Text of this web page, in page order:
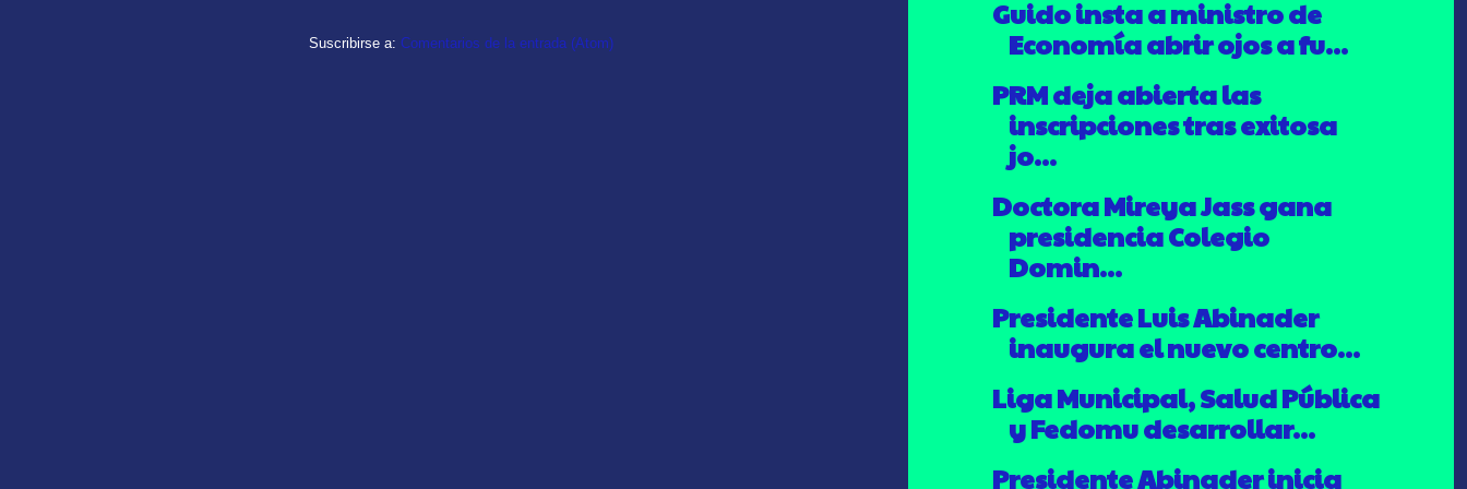
Suscribirse a: Comentarios de la entrada (Atom)
Guido insta a ministro de
Economía abrir ojos a fu...
PRM deja abierta las
inscripciones tras exitosa
jo...
Doctora Mireya Jass gana
presidencia Colegio
Domin...
Presidente Luis Abinader
inaugura el nuevo centro...
Liga Municipal, Salud Pública
y Fedomu desarrollar...
Presidente Abinader inicia